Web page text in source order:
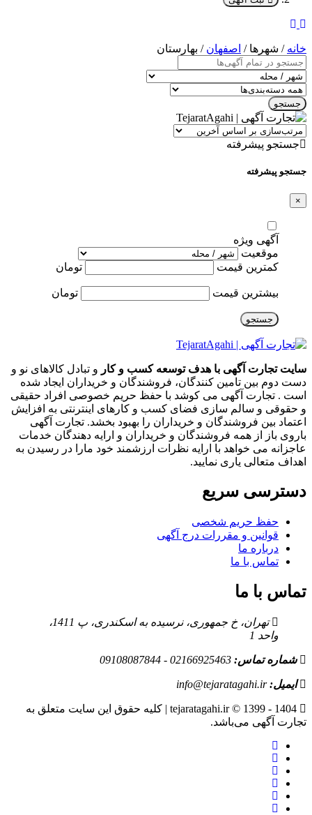
خانه / شهرها / اصفهان / بهارستان
جستجو
جستجو پیشرفته
جستجو پیشرفته
×
آگهی ویژه
موقعیت
کمترین قیمت
تومان
بیشترین قیمت تومان
جستجو
سایت تجارت آگهی با هدف توسعه کسب و کار و تبادل کالاهای نو و
دست دوم بین تامین کنندگان، فروشندگان و خریداران ایجاد شده
است . تجارت آگهی می کوشد با حفظ حریم خصوصی افراد حقیقی
و حقوقی و سالم سازی فضای کسب و کارهای اینترنتی به افزایش
اعتماد بین فروشندگان و خریداران را بهبود بخشد. تجارت آگهی
باروی باز از همه فروشندگان و خریداران و ارایه دهندگان خدمات
عاجزانه می خواهد با ارایه نظرات ارزشمند خود مارا در رسیدن به
اهداف متعالی یاری نمایید.
دسترسی سریع
حفظ حریم شخصی
قوانین و مقررات درج آگهی
درباره ما
تماس با ما
تماس با ما
تهران، خ جمهوری، نرسیده به اسکندری، پ 1411،
واحد 1
شماره تماس: 02166925463 - 09108087844
ایمیل:info@tejaratagahi.ir
tejaratagahi.ir © 1399 - 1404 | کلیه حقوق این سایت متعلق به
تجارت آگهی می‌باشد.